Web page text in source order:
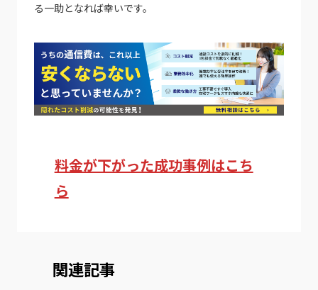
る一助となれば幸いです。
料金が下がった成功事例はこち
ら
関連記事